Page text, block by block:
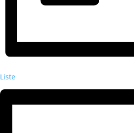
Liste